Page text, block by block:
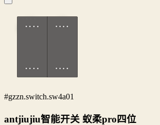
#gzzn.switch.sw4a01
antjiujiu智能开关 蚁柔pro四位